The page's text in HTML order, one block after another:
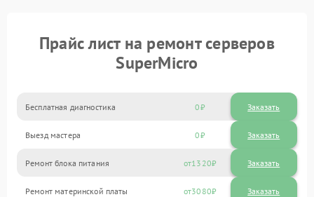
Прайс лист на ремонт серверов
SuperMicro
Бесплатная диагностика 0 Заказать
Выезд мастера 0 Заказать
Ремонт блока питания 1320
Ремонт материнской платы 3080